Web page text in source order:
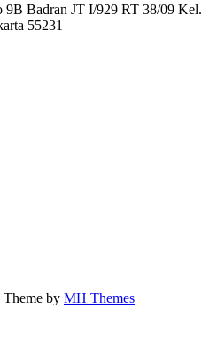
9B Badran JT I/929 RT 38/09 Kel.
55231
by MH Themes